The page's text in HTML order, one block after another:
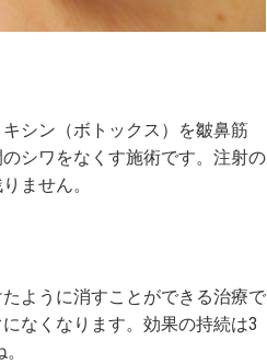
シン（ボトックス）を皺鼻筋
シワをなくす施術です。注射の
ません。
ように消すことができる治療で
なくなります。効果の持続は3